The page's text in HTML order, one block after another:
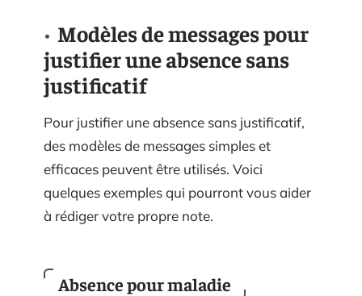
Modèles de messages pour
justifier une absence sans
justificatif
Pour justifier une absence sans justificatif,
des modèles de messages simples et
efficaces peuvent être utilisés. Voici
quelques exemples qui pourront vous aider
à rédiger votre propre note.
Absence pour maladie